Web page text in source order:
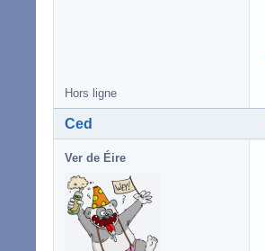
Hors ligne
Ced
Ver de Éire